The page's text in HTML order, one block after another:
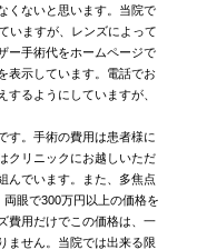
くないと思います。当院で
いますが、レンズによって
ー手術代をホームページで
表示しています。電話でお
るようにしていますが、
す。手術の費用は患者様に
クリニックにお越しいただ
んでいます。また、多焦点
眼で300万円以上の価格を
費用だけでこの価格は、一
ません。当院では出来る限